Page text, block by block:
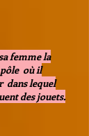
femme la
où il
dans lequel
des jouets.